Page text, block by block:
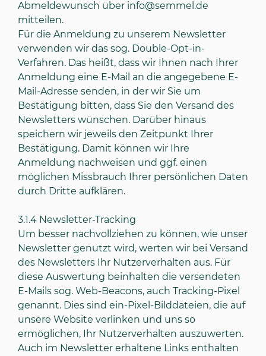
Abmeldewunsch über info@semmel.de
mitteilen.
Für die Anmeldung zu unserem Newsletter
verwenden wir das sog. Double-Opt-in-
Verfahren. Das heißt, dass wir Ihnen nach Ihrer
Anmeldung eine E-Mail an die angegebene E-
Mail-Adresse senden, in der wir Sie um
Bestätigung bitten, dass Sie den Versand des
Newsletters wünschen. Darüber hinaus
speichern wir jeweils den Zeitpunkt Ihrer
Bestätigung. Damit können wir Ihre
Anmeldung nachweisen und ggf. einen
möglichen Missbrauch Ihrer persönlichen Daten
durch Dritte aufklären.
3.1.4 Newsletter-Tracking
Um besser nachvollziehen zu können, wie unser
Newsletter genutzt wird, werten wir bei Versand
des Newsletters Ihr Nutzerverhalten aus. Für
diese Auswertung beinhalten die versendeten
E-Mails sog. Web-Beacons, auch Tracking-Pixel
genannt. Dies sind ein-Pixel-Bilddateien, die auf
unsere Website verlinken und uns so
ermöglichen, Ihr Nutzerverhalten auszuwerten.
Auch im Newsletter erhaltene Links enthalten